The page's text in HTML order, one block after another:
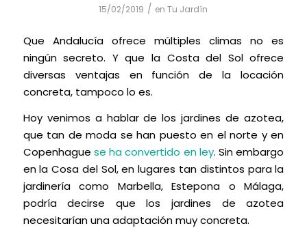
15/02/2019 / enTu Jardín
Que Andalucía ofrece múltiples climas no es
ningún secreto. Y que la Costa del Sol ofrece
diversas ventajas en función de la locación
concreta, tampoco lo es.
Hoy venimos a hablar de los jardines de azotea,
que tan de moda se han puesto en el norte y en
Copenhague se ha convertido en ley. Sin embargo
en la Cosa del Sol, en lugares tan distintos para la
jardinería como Marbella, Estepona o Málaga,
podría decirse que los jardines de azotea
necesitarían una adaptación muy concreta.